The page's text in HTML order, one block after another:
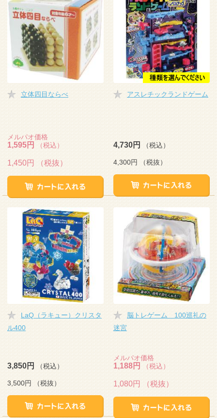
立体四目ならべ
メルパオ価格
1,595円 （税込）
1,450円 （税抜）
アスレチックランドゲーム
4,730円 （税込）
4,300円 （税抜）
LaQ（ラキュー）クリスタ
ル400
3,850円 （税込）
3,500円 （税抜）
脳トレゲーム 100巡礼の
迷宮
メルパオ価格
1,188円 （税込）
1,080円 （税抜）